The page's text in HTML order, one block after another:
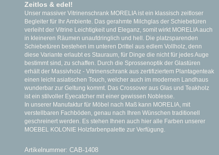
Zeitlos & edel!
Unser massiver Vitrinenschrank MORELIA ist ein klassisch zeitloser
Begleiter für Ihr Ambiente. Das gerahmte Milchglas der Schiebetüren
verleiht der Vitrine Leichtigkeit und Eleganz, somit wirkt MORELIA auch
in kleineren Räumen unaufdringlich und hell. Die platzsparenden
Schiebetüren bestehen im unteren Drittel aus edlem Vollholz, denn
diese Variante erlaubt es Stauraum, für Dinge die nicht für jedes Auge
bestimmt sind, zu schaffen. Durch die Sprossenoptik der Glastüren
erhält der Massivholz - Vitrinenschrank aus zertifiziertem Plantagenteak
einen leicht asiatischen Touch, welcher auch im modernen Landhaus
wunderbar zur Geltung kommt. Das Crossover aus Glas und Teakholz
ist ein stilvoller Eyecatcher mit einer gewissen Noblesse.
In unserer Manufaktur für Möbel nach Maß kann MORELIA, mit
verstellbaren Fachböden, genau nach Ihren Wünschen traditionell
geschreinert werden. Es stehen Ihnen auch hier alle Farben unserer
MOEBEL KOLONIE Holzfarbenpalette zur Verfügung.
Artikelnummer: CAB-1408